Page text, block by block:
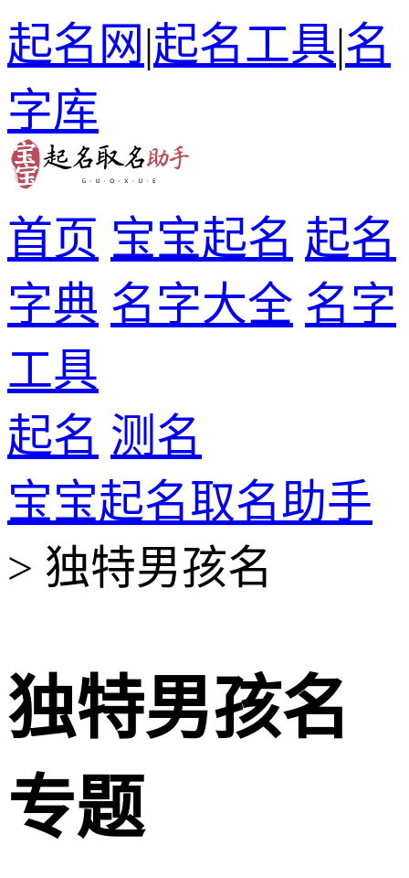
起名网|起名工具|名
字库
首页 宝宝起名 起名
字典 名字大全 名字
工具
起名 测名
宝宝起名取名助手
> 独特男孩名
独特男孩名
专题